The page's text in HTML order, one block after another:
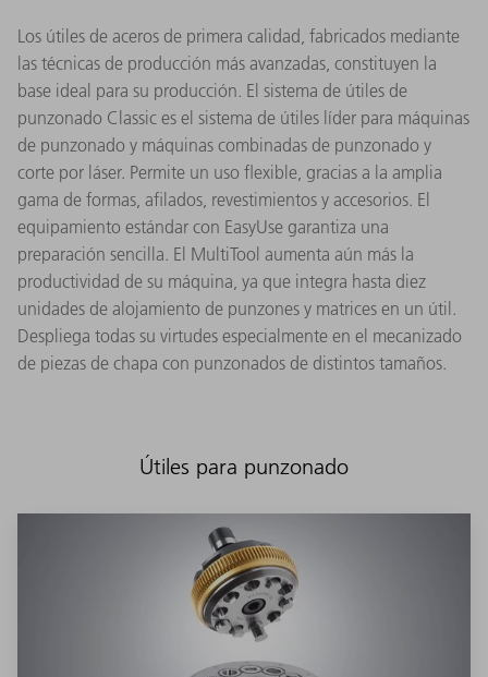
Los útiles de aceros de primera calidad, fabricados mediante
las técnicas de producción más avanzadas, constituyen la
base ideal para su producción. El sistema de útiles de
punzonado Classic es el sistema de útiles líder para máquinas
de punzonado y máquinas combinadas de punzonado y
corte por láser. Permite un uso flexible, gracias a la amplia
gama de formas, afilados, revestimientos y accesorios. El
equipamiento estándar con EasyUse garantiza una
preparación sencilla. El MultiTool aumenta aún más la
productividad de su máquina, ya que integra hasta diez
unidades de alojamiento de punzones y matrices en un útil.
Despliega todas su virtudes especialmente en el mecanizado
de piezas de chapa con punzonados de distintos tamaños.
Útiles para punzonado